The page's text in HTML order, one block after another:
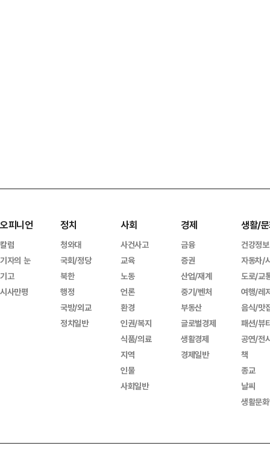
오피니언
칼럼
기자의 눈
기고
시사만평
정치
청와대
국회/정당
북한
행정
국방/외교
정치일반
사회
사건사고
교육
노동
언론
환경
인권/복지
식품/의료
지역
인물
사회일반
경제
금융
증권
산업/재계
중기/벤처
부동산
글로벌경제
생활경제
경제일반
생활/
건강정보
자동차/
도로/교
여행/레
음식/맛
패션/뷰
공연/전
책
종교
날씨
생활문